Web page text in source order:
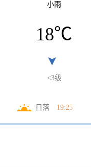
小雨
18℃
<3级
日落 19:25